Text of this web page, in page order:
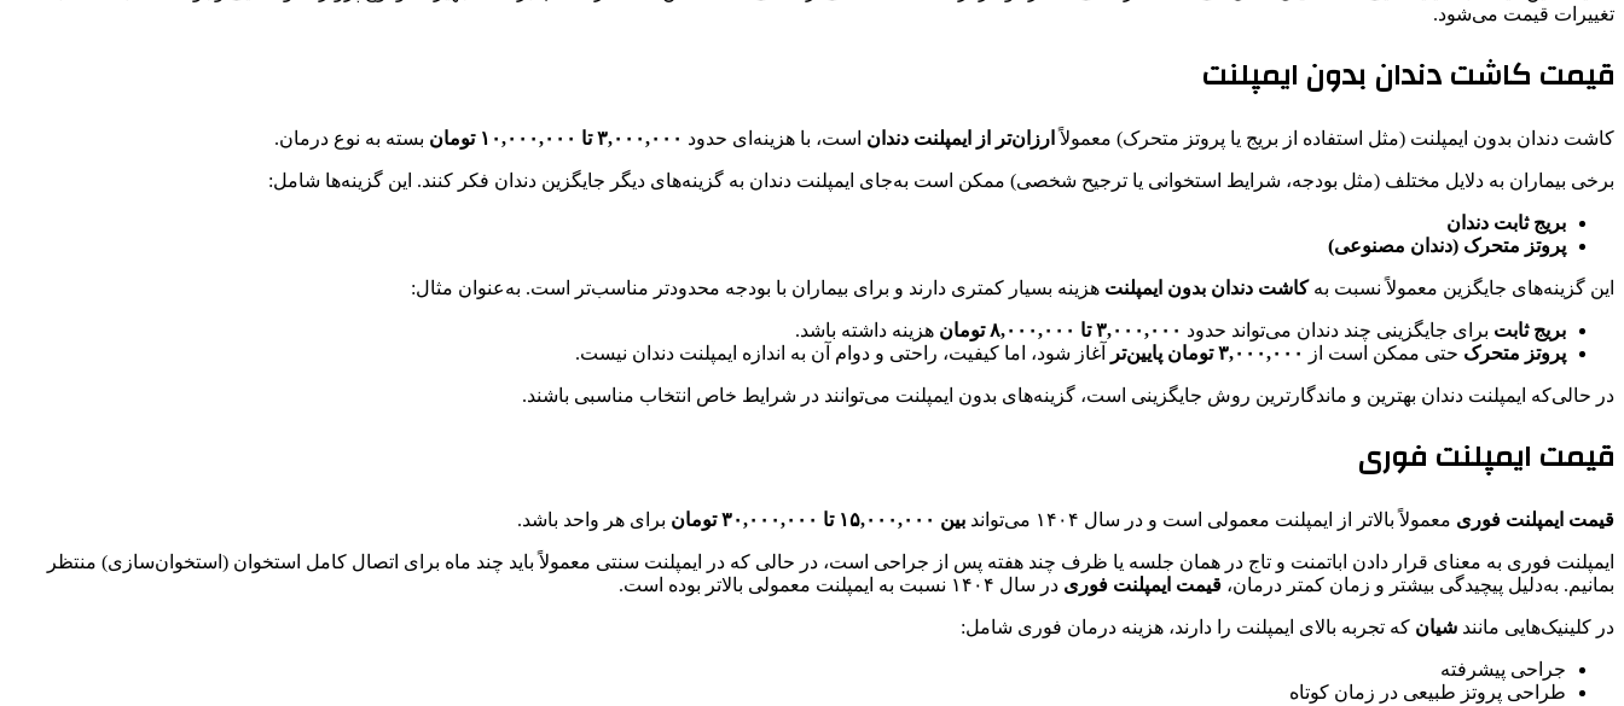
تغییرات قیمت می‌شود.
قیمت کاشت دندان بدون ایمپلنت
کاشت دندان بدون ایمپلنت (مثل استفاده از بریج یا پروتز متحرک) معمولاً ارزان‌تر از ایمپلنت دندان است، با هزینه‌ای حدود ۳,۰۰۰,۰۰۰ تا ۱۰,۰۰۰,۰۰۰ تومان بسته به نوع درمان.
برخی بیماران به دلایل مختلف (مثل بودجه، شرایط استخوانی یا ترجیح شخصی) ممکن است به‌جای ایمپلنت دندان به گزینه‌های دیگر جایگزین دندان فکر کنند. این گزینه‌ها شامل:
بریج ثابت دندان
پروتز متحرک (دندان مصنوعی)
این گزینه‌های جایگزین معمولاً نسبت بهکاشت دندان بدون ایمپلنت هزینه بسیار کمتری دارند و برای بیماران با بودجه محدودتر مناسب‌تر است. به‌عنوان مثال:
بریج ثابت برای جایگزینی چند دندان می‌تواند حدود ۳,۰۰۰,۰۰۰ تا ۸,۰۰۰,۰۰۰ تومان
هزینه داشته باشد.
پروتز متحرک حتی ممکن است از ۳,۰۰۰,۰۰۰ تومان پایین‌تر آغاز شود، اما کیفیت، راحتی و دوام آن به اندازه ایمپلنت دندان نیست.
در حالی‌که ایمپلنت دندان بهترین و ماندگارترین روش جایگزینی است، گزینه‌های بدون ایمپلنت می‌توانند در شرایط خاص انتخاب مناسبی باشند.
قیمت ایمپلنت فوری
قیمت ایمپلنت فوری معمولاً بالاتر از ایمپلنت معمولی است و در سال ۱۴۰۴ می‌تواند بین ۱۵,۰۰۰,۰۰۰ تا ۳۰,۰۰۰,۰۰۰ تومان برای هر واحد باشد.
ایمپلنت فوری به معنای قرار دادن اباتمنت و تاج در همان جلسه یا ظرف چند هفته پس از جراحی است، در حالی که در ایمپلنت سنتی معمولاً باید چند ماه برای اتصال کامل استخوان (استخوان‌سازی) منتظر
بمانیم. به‌دلیل پیچیدگی بیشتر و زمان کمتر درمان، قیمت ایمپلنت فوری در سال ۱۴۰۴ نسبت به ایمپلنت معمولی بالاتر بوده است.
در کلینیک‌هایی مانند شیان که تجربه بالای ایمپلنت را دارند، هزینه درمان فوری شامل:
جراحی پیشرفته
طراحی پروتز طبیعی در زمان کوتاه